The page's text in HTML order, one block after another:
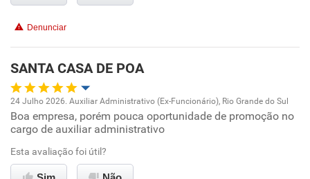
Denunciar
SANTA CASA DE POA
Oportunidade de promoção
Ambiente de trabalho
24 Julho 2026. Auxiliar Administrativo (Ex-Funcionário), Rio Grande do Sul
Boa empresa, porém pouca oportunidade de promoção no
cargo de auxiliar administrativo
Esta avaliação foi útil?